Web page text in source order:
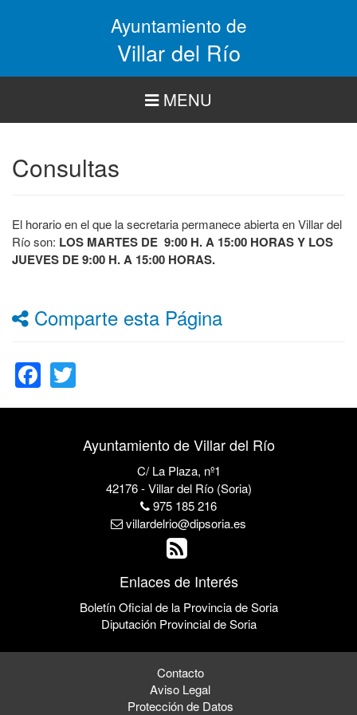
Ayuntamiento de
Villar del Río
MENU
Consultas
El horario en el que la secretaria permanece abierta en Villar del
Río son: LOS MARTES DE 9:00 H. A 15:00 HORAS Y LOS
JUEVES DE 9:00 H. A 15:00 HORAS.
Comparte esta Página
Facebook
Ayuntamiento de Villar del Río
C/ La Plaza, nº1
42176 - Villar del Río (Soria)
975 185 216
villardelrio@dipsoria.es
Enlaces de Interés
Boletín Oficial de la Provincia de Soria
Diputación Provincial de Soria
Contacto
Aviso Legal
Protección de Datos